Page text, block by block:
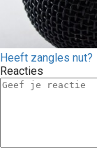
Heeft zangles nut?
Reacties